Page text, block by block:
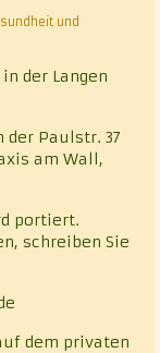
und
der Langen
Paulstr. 37
am Wall,
portiert.
schreiben Sie
dem privaten